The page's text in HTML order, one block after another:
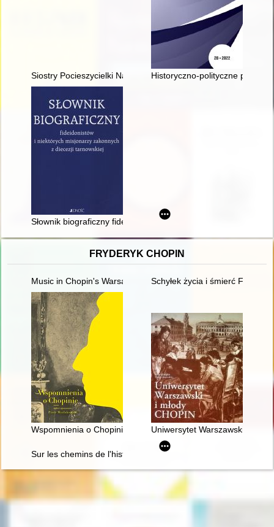
Siostry Pocieszycielki Najświętszego Serca Jezusowego
Historyczno‑polityczne
Słownik biograficzny fideidonistów i niektórych misjonarzy
FRYDERYK CHOPIN
Music in Chopin's Warsaw Schyłek życia i śmierć
Wspomnienia o Chopinie. Cz. 1Uniwersytet Warszawski i
Sur les chemins de l'histoire littéraire. En hommage à Maciej